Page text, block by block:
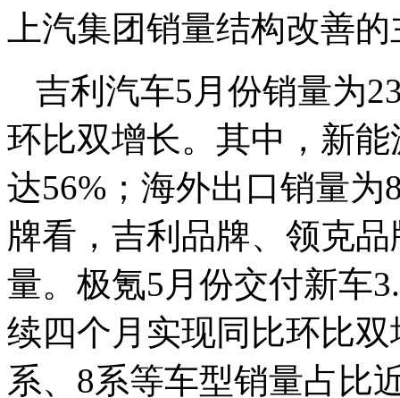
上汽集团销量结构改善
吉利汽车5月份销量为
环比双增长。其中，新
达56%；海外出口销量
牌看，吉利品牌、领克
量。极氪5月份交付新车
续四个月实现同比环比
系、8系等车型销量占比